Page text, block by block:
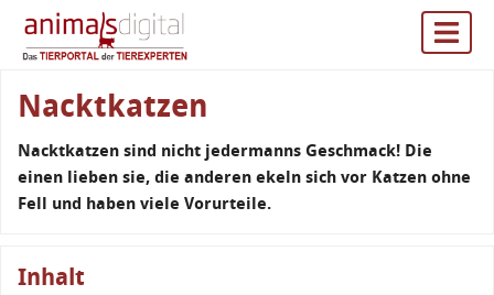
Nacktkatzen
Nacktkatzen sind nicht jedermanns Geschmack! Die
einen lieben sie, die anderen ekeln sich vor Katzen ohne
Fell und haben viele Vorurteile.
Inhalt